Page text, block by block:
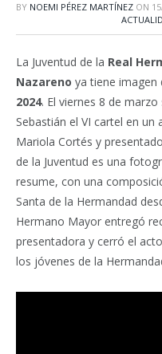
BY NOEMI PÉREZ MARTÍNEZ ON
La Juventud de la Real
Nazareno ya tiene imagen
2024. El viernes 8 de
Sebastián el VI cartel en
Mariola Cortés y
de la Juventud es una
resume, con una
Santa de la Hermandad
Hermano Mayor entregó
presentadora y cerró el
los jóvenes de la